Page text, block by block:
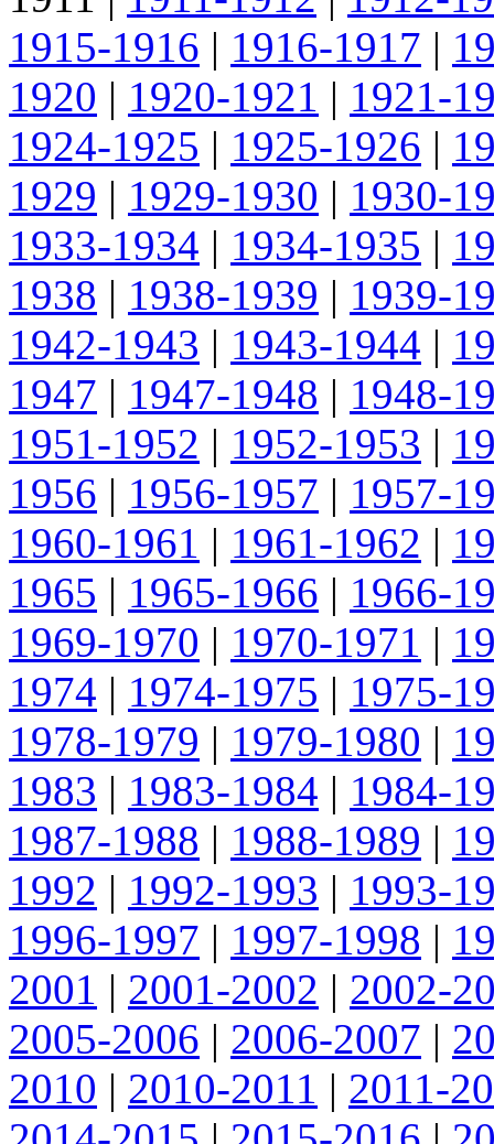
1915-1916 | 1916-1917 |
1920 | 1920-1921 | 1921-
1924-1925 | 1925-1926 |
1929 | 1929-1930 | 1930-
1933-1934 | 1934-1935 |
1938 | 1938-1939 | 1939-
1942-1943 | 1943-1944 |
1947 | 1947-1948 | 1948-
1951-1952 | 1952-1953 |
1956 | 1956-1957 | 1957-
1960-1961 | 1961-1962 |
1965 | 1965-1966 | 1966-
1969-1970 | 1970-1971 |
1974 | 1974-1975 | 1975-
1978-1979 | 1979-1980 |
1983 | 1983-1984 | 1984-
1987-1988 | 1988-1989 |
1992 | 1992-1993 | 1993-
1996-1997 | 1997-1998 |
2001 | 2001-2002 | 2002-
2005-2006 | 2006-2007 |
2010 | 2010-2011 | 2011-